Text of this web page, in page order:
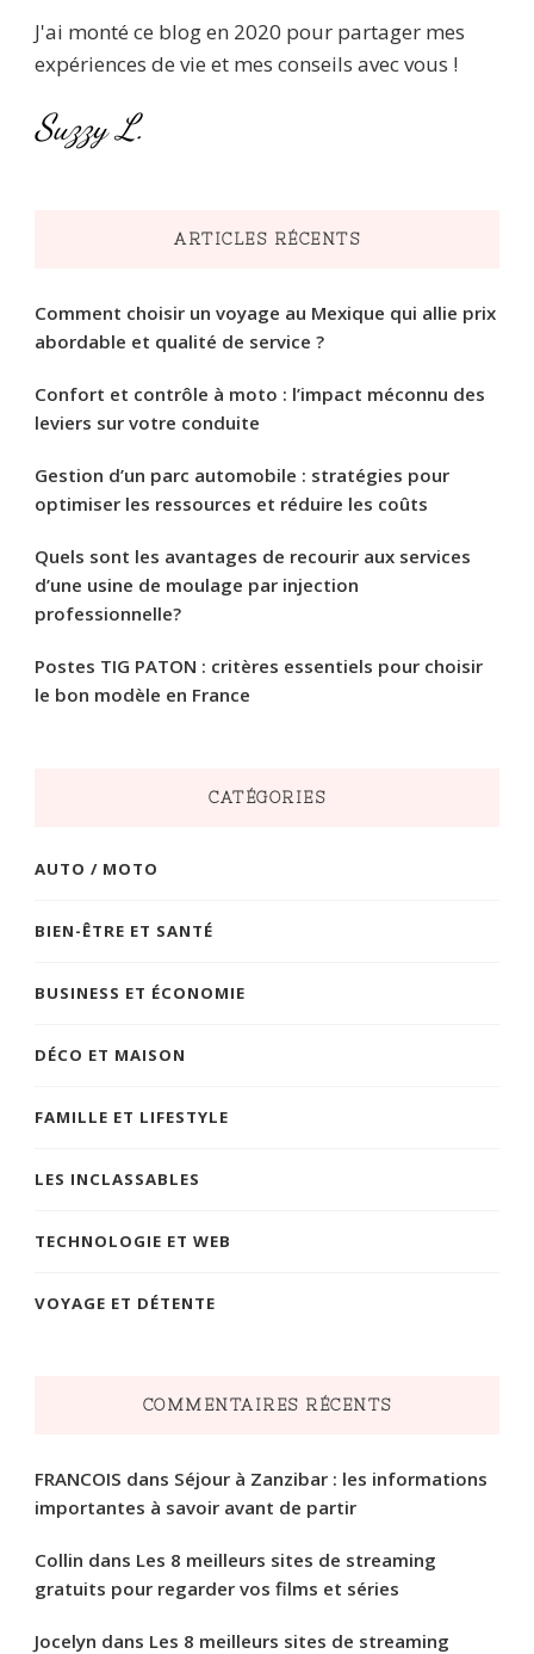
J'ai monté ce blog en 2020 pour partager mes
expériences de vie et mes conseils avec vous !
Suzzy L.
ARTICLES RÉCENTS
Comment choisir un voyage au Mexique qui allie prix
abordable et qualité de service ?
Confort et contrôle à moto : l’impact méconnu des
leviers sur votre conduite
Gestion d’un parc automobile : stratégies pour
optimiser les ressources et réduire les coûts
Quels sont les avantages de recourir aux services
d’une usine de moulage par injection
professionnelle?
Postes TIG PATON : critères essentiels pour choisir
le bon modèle en France
CATÉGORIES
AUTO / MOTO
BIEN-ÊTRE ET SANTÉ
BUSINESS ET ÉCONOMIE
DÉCO ET MAISON
FAMILLE ET LIFESTYLE
LES INCLASSABLES
TECHNOLOGIE ET WEB
VOYAGE ET DÉTENTE
COMMENTAIRES RÉCENTS
FRANCOIS dans Séjour à Zanzibar : les informations
importantes à savoir avant de partir
Collin dans Les 8 meilleurs sites de streaming
gratuits pour regarder vos films et séries
Jocelyn dans Les 8 meilleurs sites de streaming